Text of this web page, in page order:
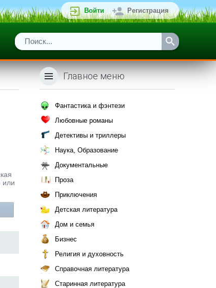
Войти Регистрация
или
Главное меню
Фантастика и фэнтези
Любовные романы
Детективы и триллеры
Наука, Образование
Документальные
Проза
Приключения
Детская литература
Дом и семья
Бизнес
Религия и духовность
Справочная литература
Старинная литература